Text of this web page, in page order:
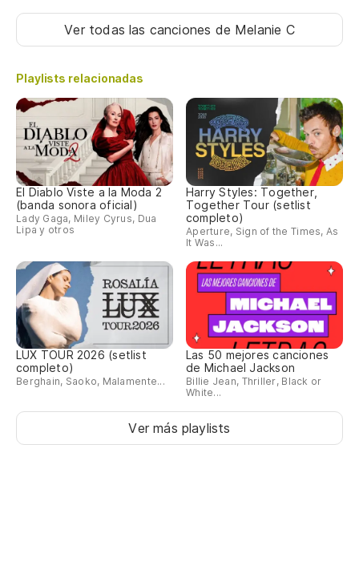
Ver todas las canciones de Melanie C
Playlists relacionadas
El Diablo Viste a la Moda 2
(banda sonora oficial)
Lady Gaga, Miley Cyrus, Dua
Lipa y otros
Harry Styles: Together,
Together Tour (setlist
completo)
Aperture, Sign of the Times, As
It Was...
LUX TOUR 2026 (setlist
completo)
Berghain, Saoko, Malamente...
Las 50 mejores canciones
de Michael Jackson
Billie Jean, Thriller, Black or
White...
Ver más playlists